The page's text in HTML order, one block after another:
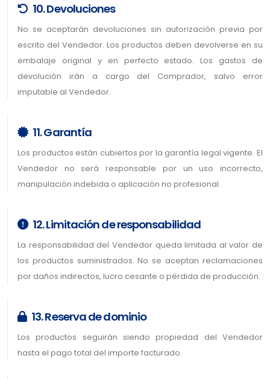
10. Devoluciones
No se aceptarán devoluciones sin autorización previa por
escrito del Vendedor. Los productos deben devolverse en su
embalaje original y en perfecto estado. Los gastos de
devolución irán a cargo del Comprador, salvo error
imputable al Vendedor.
11. Garantía
Los productos están cubiertos por la garantía legal vigente. El
Vendedor no será responsable por un uso incorrecto,
manipulación indebida o aplicación no profesional.
12. Limitación de responsabilidad
La responsabilidad del Vendedor queda limitada al valor de
los productos suministrados. No se aceptan reclamaciones
por daños indirectos, lucro cesante o pérdida de producción.
13. Reserva de dominio
Los productos seguirán siendo propiedad del Vendedor
hasta el pago total del importe facturado.